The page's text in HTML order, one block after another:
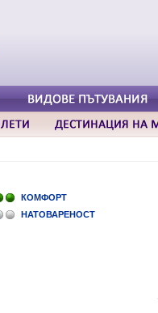
КОМФОРТ
НАТОВАРЕНОСТ